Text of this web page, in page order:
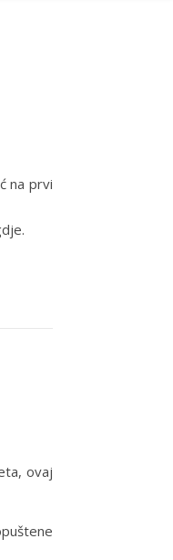
na prvi
ovaj